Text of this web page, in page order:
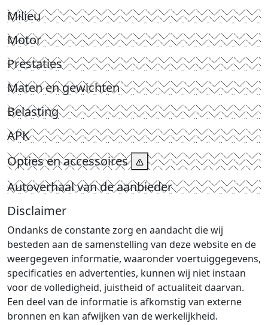
Milieu
Motor
Prestaties
Maten en gewichten
Belasting
APK
Opties en accessoires
Autoverhaal van de aanbieder
Disclaimer
Ondanks de constante zorg en aandacht die wij
besteden aan de samenstelling van deze website en de
weergegeven informatie, waaronder voertuiggegevens,
specificaties en advertenties, kunnen wij niet instaan
voor de volledigheid, juistheid of actualiteit daarvan.
Een deel van de informatie is afkomstig van externe
bronnen en kan afwijken van de werkelijkheid.